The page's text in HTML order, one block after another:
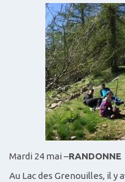
Mardi 24 mai –RANDONNE
Au Lac des Grenouilles, il y